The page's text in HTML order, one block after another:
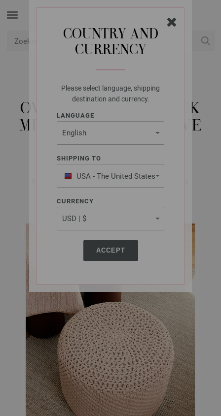
COUNTRY AND
CURRENCY
Please select language, shipping
destination and currency.
LANGUAGE
SHIPPING TO
USA - The United States
of America
CURRENCY
ACCEPT
LANA GROSSA
OVERTREK VOOR KRUK
MET STOKJES EN HALVE
STOKJES THE TUBE